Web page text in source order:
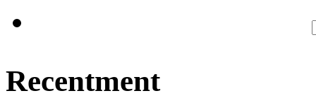
Recentment